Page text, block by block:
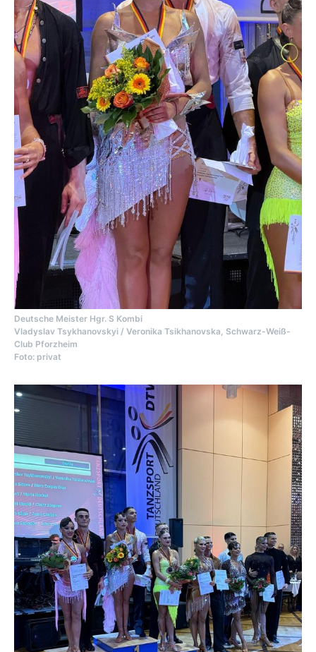
Deutsche Meister Hgr. S Kombi
Vladyslav Tsykhanovskyi / Veronika Tsikhanovska, Schwarz-Weiß-
Club Pforzheim
Foto: privat